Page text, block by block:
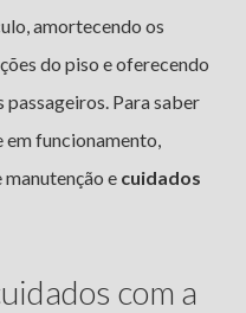
amortecendo os
do piso e oferecendo
Para saber
em funcionamento,
e cuidados
com a